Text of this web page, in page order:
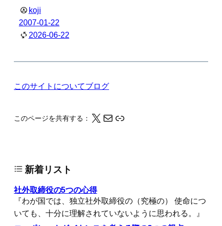
koji
2007-01-22
2026-06-22
このサイトについてブログ
このページを共有する： X メール このページの情報をクリップボードにコピーする
新着リスト
社外取締役の5つの心得
『わが国では、独立社外取締役の（究極の） 使命につ
いても、十分に理解されていないように思われる。』